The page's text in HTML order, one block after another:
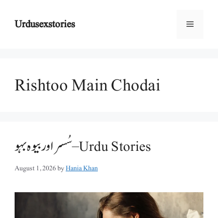
contentUrdusexstories Menu
Rishtoo Main Chodai
سُسر اور بیوہ بہو – Urdu Stories
August 1, 2026byHania Khan